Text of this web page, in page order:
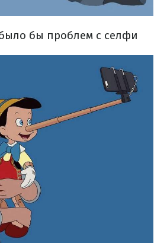
бы проблем с селфи